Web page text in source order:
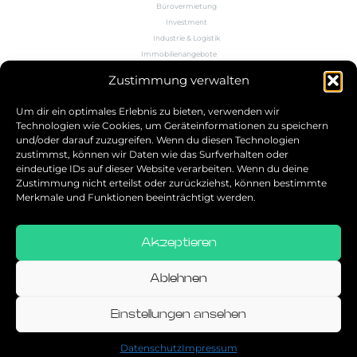
Zustimmung verwalten
Um dir ein optimales Erlebnis zu bieten, verwenden wir
Technologien wie Cookies, um Geräteinformationen zu speichern
und/oder darauf zuzugreifen. Wenn du diesen Technologien
zustimmst, können wir Daten wie das Surfverhalten oder
eindeutige IDs auf dieser Website verarbeiten. Wenn du deine
Zustimmung nicht erteilst oder zurückziehst, können bestimmte
Merkmale und Funktionen beeinträchtigt werden.
Akzeptieren
Ablehnen
Einstellungen ansehen
DatenschutzImpressum
Bürovermietung
Investment
Industrie & Logistik
Immobilienangebote
Wissen
5.0
Bestbewerteter Service
verifiziert von: Trustindex
Allgemeine Geschäftsbedingungen